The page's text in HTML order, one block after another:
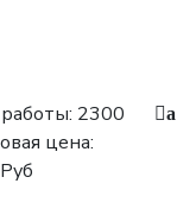
2300
цена:
a